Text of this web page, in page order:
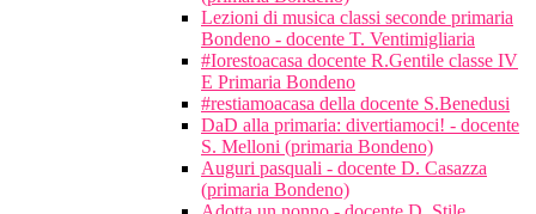
Lezioni di musica classi seconde primaria
Bondeno - docente T. Ventimigliaria
#Iorestoacasa docente R.Gentile classe IV
E Primaria Bondeno
#restiamoacasa della docente S.Benedusi
DaD alla primaria: divertiamoci! - docente
S. Melloni (primaria Bondeno)
Auguri pasquali - docente D. Casazza
(primaria Bondeno)